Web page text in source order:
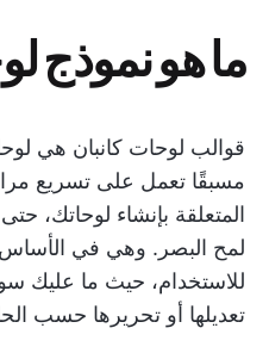
ما هو نموذج
قوالب لوحات كانبان هي
مسبقًا تعمل على تسريع
المتعلقة بإنشاء لوحاتك،
لمح البصر. وهي في الأساس
للاستخدام، حيث ما عليك
تعديلها أو تحريرها حسب